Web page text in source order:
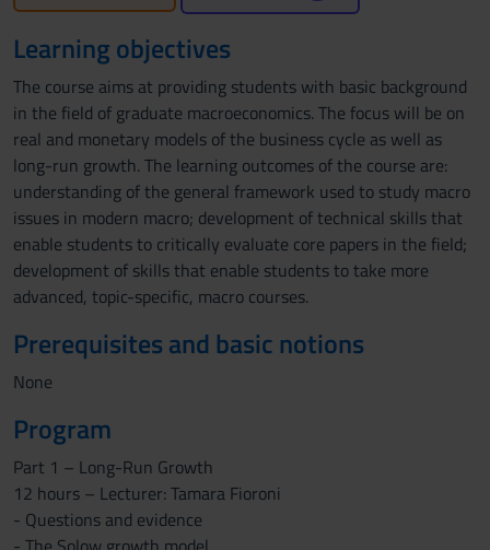
Learning objectives
The course aims at providing students with basic background
in the field of graduate macroeconomics. The focus will be on
real and monetary models of the business cycle as well as
long-run growth. The learning outcomes of the course are:
understanding of the general framework used to study macro
issues in modern macro; development of technical skills that
enable students to critically evaluate core papers in the field;
development of skills that enable students to take more
advanced, topic-specific, macro courses.
Prerequisites and basic notions
None
Program
Part 1 – Long-Run Growth
12 hours – Lecturer: Tamara Fioroni
- Questions and evidence